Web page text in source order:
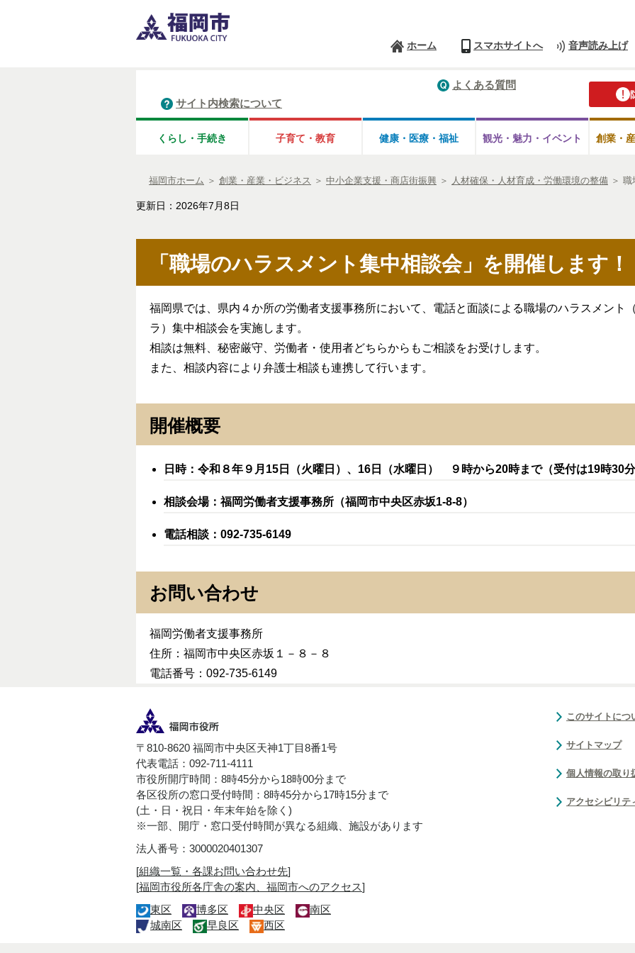
ホーム スマホサイトへ 音声読み上げ
よくある質問
サイト内検索について
くらし・手続き 子育て・教育 健康・医療・ 福祉 観光・魅力・ イベント 創業・
福岡市ホーム ＞ 創業・産業・ビジネス ＞ 中小企業支援・商店街振興 ＞ 人材確保・人材育成・労働環境の整備 ＞ 職
更新日：2026年7月8日
「職場のハラスメント集中相談会」を開催します！
福岡県では、県内４か所の労働者支援事務所において、電話と面談による職場のハラスメント
ラ）集中相談会を実施します。
相談は無料、秘密厳守、労働者・使用者どちらからもご相談をお受けします。
また、相談内容により弁護士相談も連携して行います。
開催概要
日時：令和８年９月15日（火曜日）、16日（水曜日） ９時から20時まで（受付は19時30
相談会場：福岡労働者支援事務所（福岡市中央区赤坂1-8-8）
電話相談：092-735-6149
お問い合わせ
福岡労働者支援事務所
住所：福岡市中央区赤坂１－８－８
電話番号：092-735-6149
〒810-8620 福岡市中央区天神1丁目8番1号
代表電話：092-711-4111
市役所開庁時間：8時45分から18時00分まで
各区役所の窓口受付時間：8時45分から17時15分まで
(土・日・祝日・年末年始を除く)
※一部、開庁・窓口受付時間が異なる組織、施設があります
法人番号：3000020401307
[組織一覧・各課お問い合わせ先]
[福岡市役所各庁舎の案内、福岡市へのアクセス]
東区
博多区 中央区
南区
城南区
早良区 西区
このサイトにつ
サイトマップ
個人情報の取り
アクセシビリテ